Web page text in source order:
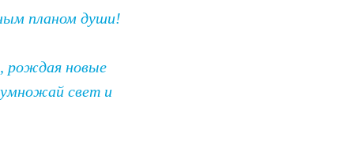
планом души!
рождая новые
свет и